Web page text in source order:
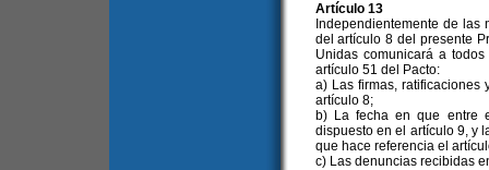
Artículo 13
Independientemente de las
del artículo 8 del presente
Unidas comunicará a
artículo 51 del Pacto:
a) Las firmas, ratificaciones
artículo 8;
b) La fecha en que entre
dispuesto en el artículo 9, y
que hace referencia el
c) Las denuncias recibidas